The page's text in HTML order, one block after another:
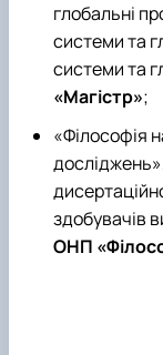
глобальні
системи та
системи та
«Магістр»;
«Філософія
здобувачів
ОНП